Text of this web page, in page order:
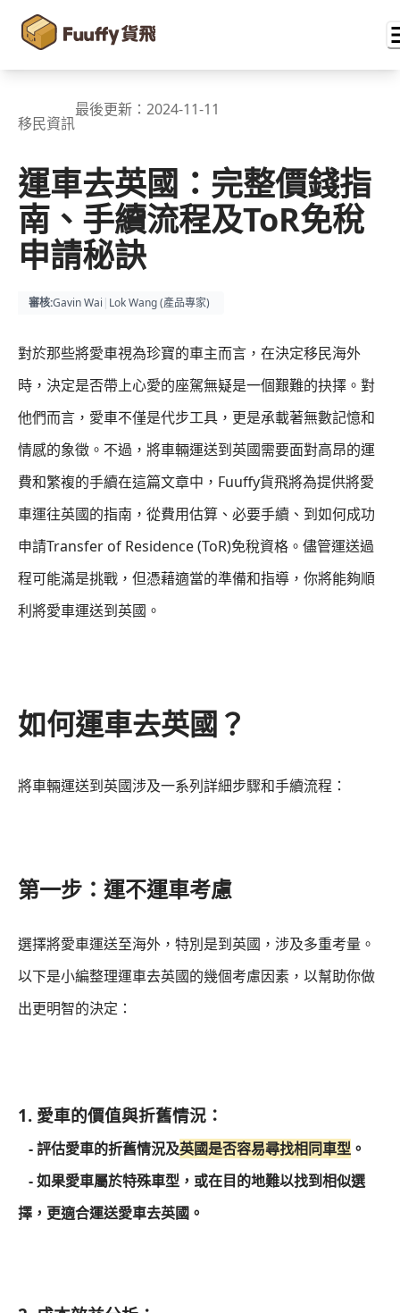
移民資訊
最後更新： 2024-11-11
運車去英國：完整價錢指
南、手續流程及ToR免稅
申請秘訣
審核:Gavin Wai | Lok Wang (產品專家)
對於那些將愛車視為珍寶的車主而言，在決定移民海外
時，決定是否帶上心愛的座駕無疑是一個艱難的抉擇。對
他們而言，愛車不僅是代步工具，更是承載著無數記憶和
情感的象徵。不過，將車輛運送到英國需要面對高昂的運
費和繁複的手續在這篇文章中，Fuuffy貨飛將為提供將愛
車運往英國的指南，從費用估算、必要手續、到如何成功
申請Transfer of Residence (ToR)免稅資格。儘管運送過
程可能滿是挑戰，但憑藉適當的準備和指導，你將能夠順
利將愛車運送到英國。
如何運車去英國？
將車輛運送到英國涉及一系列詳細步驟和手續流程：
第一步：運不運車考慮
選擇將愛車運送至海外，特別是到英國，涉及多重考量。
以下是小編整理運車去英國的幾個考慮因素，以幫助你做
出更明智的決定：
1. 愛車的價值與折舊情況：
- 評估愛車的折舊情況及英國是否容易尋找相同車型 。
- 如果愛車屬於特殊車型，或在目的地難以找到相似選
擇，更適合運送愛車去英國。